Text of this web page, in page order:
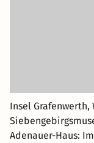
Insel Grafenwerth,
Adenauer-Haus: